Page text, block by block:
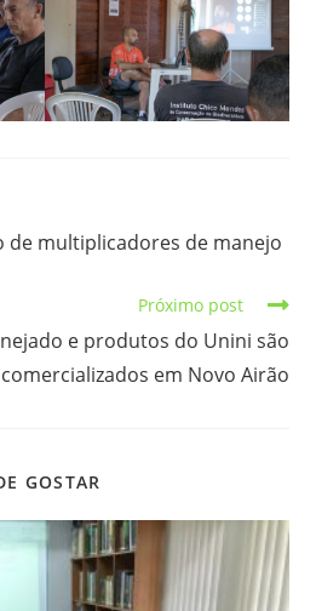
de multiplicadores de manejo
Próximo post
e produtos do Unini são
comercializados em Novo Airão
GOSTAR